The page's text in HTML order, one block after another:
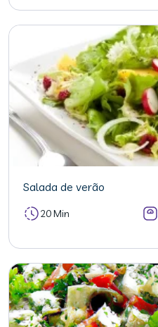
Salada de verão
20 Min